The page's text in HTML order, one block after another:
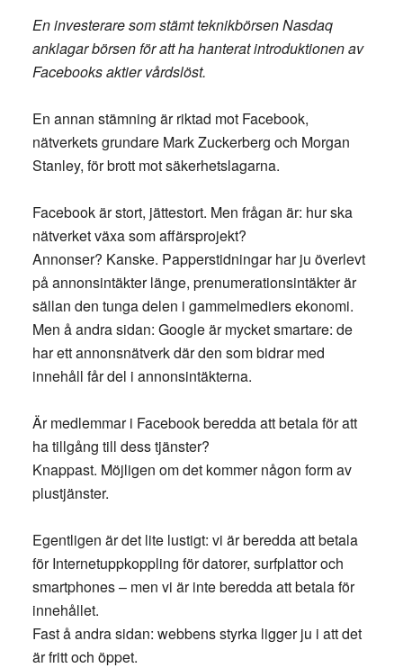
En investerare som stämt teknikbörsen Nasdaq
anklagar börsen för att ha hanterat introduktionen av
Facebooks aktier vårdslöst.
En annan stämning är riktad mot Facebook,
nätverkets grundare Mark Zuckerberg och Morgan
Stanley, för brott mot säkerhetslagarna.
Facebook är stort, jättestort. Men frågan är: hur ska
nätverket växa som affärsprojekt?
Annonser? Kanske. Papperstidningar har ju överlevt
på annonsintäkter länge, prenumerationsintäkter är
sällan den tunga delen i gammelmediers ekonomi.
Men å andra sidan: Google är mycket smartare: de
har ett annonsnätverk där den som bidrar med
innehåll får del i annonsintäkterna.
Är medlemmar i Facebook beredda att betala för att
ha tillgång till dess tjänster?
Knappast. Möjligen om det kommer någon form av
plustjänster.
Egentligen är det lite lustigt: vi är beredda att betala
för Internetuppkoppling för datorer, surfplattor och
smartphones – men vi är inte beredda att betala för
innehållet.
Fast å andra sidan: webbens styrka ligger ju i att det
är fritt och öppet.